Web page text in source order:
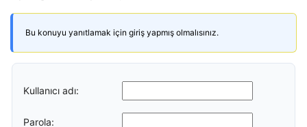
Bu konuyu yanıtlamak için giriş yapmış olmalısınız.
Kullanıcı adı:
Parola: